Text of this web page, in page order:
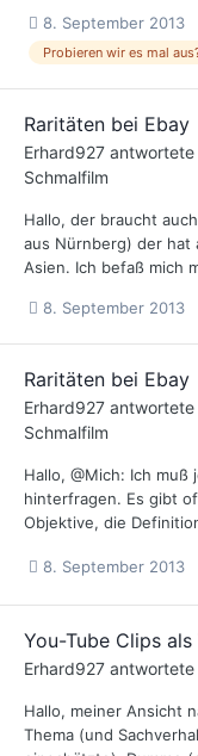
8. September 2013
Probieren wir es mal
Raritäten bei Ebay
Erhard927 antwortete
Schmalfilm
Hallo, der braucht
aus Nürnberg) der hat
Asien. Ich befaß mich
8. September 2013
Raritäten bei Ebay
Erhard927 antwortete
Schmalfilm
Hallo, @Mich: Ich muß
hinterfragen. Es gibt
Objektive, die
8. September 2013
You-Tube Clips
Erhard927 antwortete
Hallo, meiner Ansicht
Thema (und